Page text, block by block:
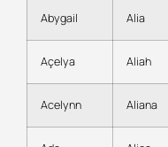
Abygail Alia
Açelya Aliah
Acelynn Aliana